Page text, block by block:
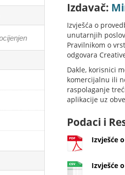
Izdavač:
Izvješća o
unutarnjih
Pravilnikom o
odgovara
Dakle, korisnici
komercijalnu ili
raspolaganje
aplikacije uz
Podaci i
Izvješće
Izvješće